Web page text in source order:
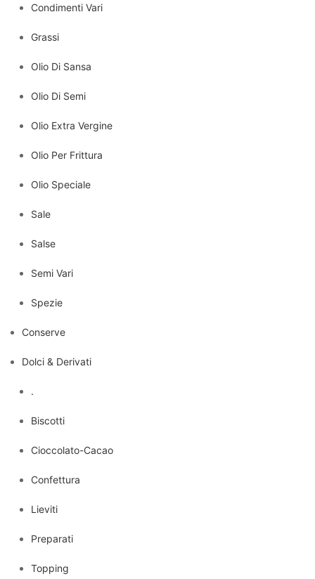
Condimenti Vari
Grassi
Olio Di Sansa
Olio Di Semi
Olio Extra Vergine
Olio Per Frittura
Olio Speciale
Sale
Salse
Semi Vari
Spezie
Conserve
Dolci & Derivati
.
Biscotti
Cioccolato-Cacao
Confettura
Lieviti
Preparati
Topping